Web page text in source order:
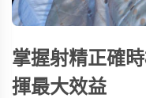
掌握射精正確
揮最大效益